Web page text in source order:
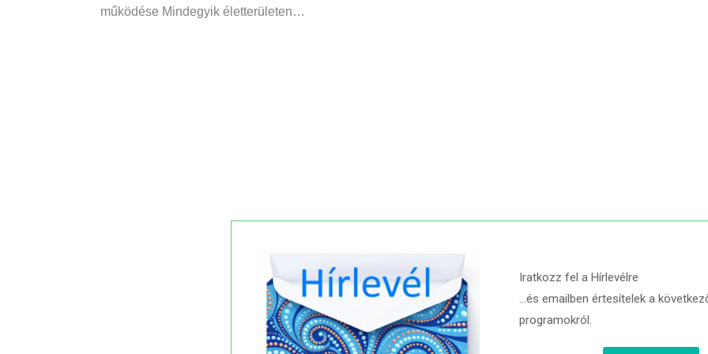
működése Mindegyik életterületen…
Iratkozz fel a Hírlevélre
…és emailben értesítelek a
programokról.